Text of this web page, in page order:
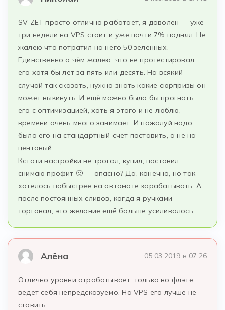
SV ZET просто отлично работает, я доволен — уже
три недели на VPS стоит и уже почти 7% поднял. Не
жалею что потратил на него 50 зелённых.
Единственно о чём жалею, что не протестировал
его хотя бы лет за пять или десять. На всякий
случай так сказать, нужно знать какие сюрпризы он
может выкинуть. И ещё можно было бы прогнать
его с оптимизацией, хоть я этого и не люблю,
времени очень много занимает. И пожалуй надо
было его на стандартный счёт поставить, а не на
центовый.
Кстати настройки не трогал, купил, поставил
снимаю профит 🙂 — опасно? Да, конечно, но так
хотелось побыстрее на автомате зарабатывать. А
после постоянных сливов, когда я ручками
торговал, это желание ещё больше усиливалось.
Алёна 05.03.2019 в 07:26
Отлично уровни отрабатывает, только во флэте
ведёт себя непредсказуемо. На VPS его лучше не
ставить…